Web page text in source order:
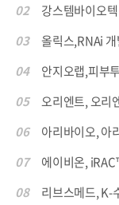
02
강스템바이오
03
올릭스,RNAi
04
안지오랩,피부
05
오리엔트, 오리
06
아리바이오, 아
07
에이비온,
08
리브스메드, K-